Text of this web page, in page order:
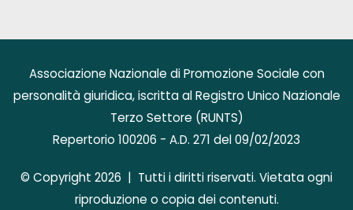
Associazione Nazionale di Promozione Sociale con
personalità giuridica, iscritta al Registro Unico Nazionale
Terzo Settore (RUNTS)
Repertorio 100206 - A.D. 271 del 09/02/2023
© Copyright 2026 | Tutti i diritti riservati. Vietata ogni
riproduzione o copia dei contenuti.